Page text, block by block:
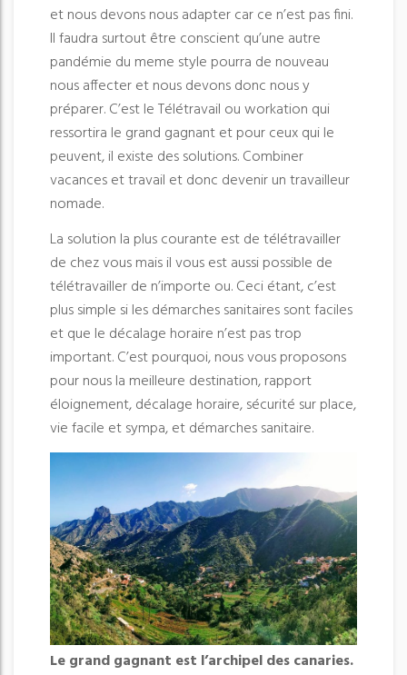
et nous devons nous adapter car ce n’est pas fini.
Il faudra surtout être conscient qu’une autre
pandémie du meme style pourra de nouveau
nous affecter et nous devons donc nous y
préparer. C’est le Télétravail ou workation qui
ressortira le grand gagnant et pour ceux qui le
peuvent, il existe des solutions. Combiner
vacances et travail et donc devenir un travailleur
nomade.
La solution la plus courante est de télétravailler
de chez vous mais il vous est aussi possible de
télétravailler de n’importe ou. Ceci étant, c’est
plus simple si les démarches sanitaires sont faciles
et que le décalage horaire n’est pas trop
important. C’est pourquoi, nous vous proposons
pour nous la meilleure destination, rapport
éloignement, décalage horaire, sécurité sur place,
vie facile et sympa, et démarches sanitaire.
Le grand gagnant est l’archipel des canaries.